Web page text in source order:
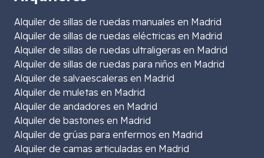
Alquiler de sillas de ruedas manuales en Madrid
Alquiler de sillas de ruedas eléctricas en Madrid
Alquiler de sillas de ruedas ultraligeras en Madrid
Alquiler de sillas de ruedas para niños en Madrid
Alquiler de salvaescaleras en Madrid
Alquiler de muletas en Madrid
Alquiler de andadores en Madrid
Alquiler de bastones en Madrid
Alquiler de grúas para enfermos en Madrid
Alquiler de camas articuladas en Madrid